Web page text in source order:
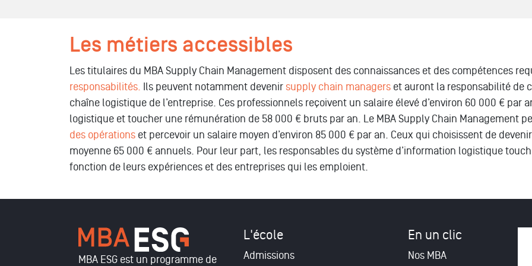
Les métiers accessibles
Les titulaires du MBA Supply Chain Management disposent des connaissances et des compétences
responsabilités. Ils peuvent notamment devenir supply chain managers et auront la responsabilité de
chaîne logistique de l’entreprise. Ces professionnels reçoivent un salaire élevé d’environ 60 000 € par
logistique et toucher une rémunération de 58 000 € bruts par an. Le MBA Supply Chain Management
des opérations et percevoir un salaire moyen d’environ 85 000 € par an. Ceux qui choisissent de
moyenne 65 000 € annuels. Pour leur part, les responsables du système d’information logistique
fonction de leurs expériences et des entreprises qui les emploient.
MBA ESG est un programme de
L'école
Admissions
En un clic
Nos MBA